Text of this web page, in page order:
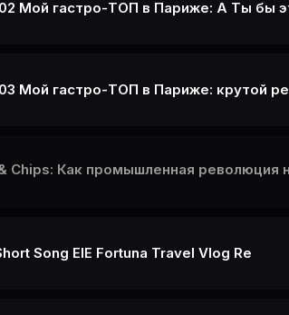
Мой гастро-ТОП в Париже: А Ты бы
Мой гастро-ТОП в Париже: крутой
Chips: Как промышленная революция
Song ElE Fortuna Travel Vlog Re